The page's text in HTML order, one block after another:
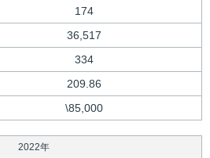
174
36,517
334
209.86
\85,000
2022年